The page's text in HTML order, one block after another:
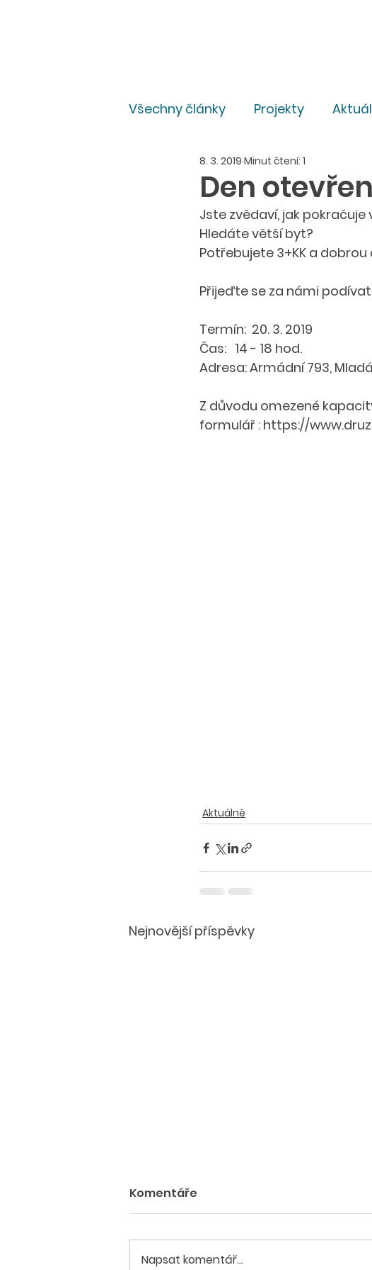
Všechny články Projekty
Pro média Právní
Den
8. 3. 2019 Minut čtení: 1
Jste zvědaví, jak
Hledáte větší byt?
Potřebujete 3+KK a
Přijeďte se za námi
Termín:  20. 3. 2019
Čas:   14 - 18 hod.
Adresa: Armádní 793,
Z důvodu omezené
formulář : https://
Aktuálně
Nejnovější příspěvky
Komentáře
Napsat komentář...